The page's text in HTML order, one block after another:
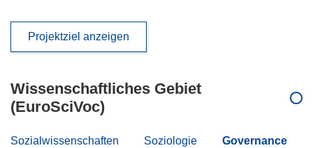
Projektziel anzeigen
Wissenschaftliches Gebiet
(EuroSciVoc)
Sozialwissenschaften Soziologie Governance